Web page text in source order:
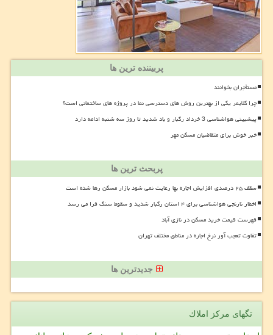
پربیننده ترین ها
مستأجران بخوانند
چرا کلایمر یکی از بهترین روش های دسترسی نما در پروژه های ساختمانی است؟
پیشبینی هواشناسی 3 خرداد رگبار و باد شدید تا روز سه شنبه ادامه دارد
خبر خوش برای متقاضیان مسکن مهر
پربحث ترین ها
سقف ۲۵ درصدی افزایش اجاره بها رعایت نمی شود بازار مسکن رها شده است
اخطار نارنجی هواشناسی برای ۴ استان رگبار شدید و سقوط سنگ فرا می رسد
فهرست قیمت خرید مسکن در نازی آباد
تفاوت تعجب آور نرخ اجاره در مناطق مختلف تهران
جدیدترین ها
تگهای مركز املاك